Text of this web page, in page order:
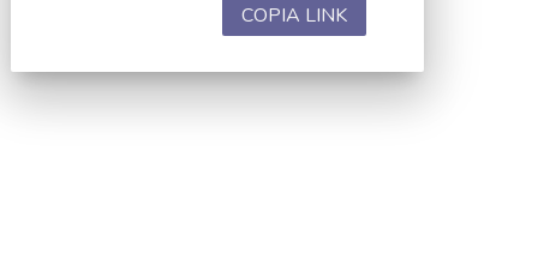
COPIA LINK